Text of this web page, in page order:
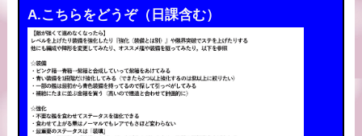
A.こちらをどうぞ（日課含む）